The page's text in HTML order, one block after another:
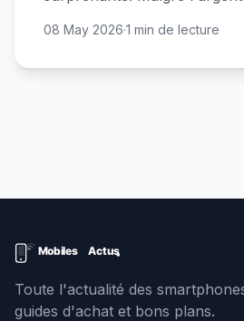
08 May 2026·1 min de lecture
Toute l'actualité des
guides d'achat et bons plans.